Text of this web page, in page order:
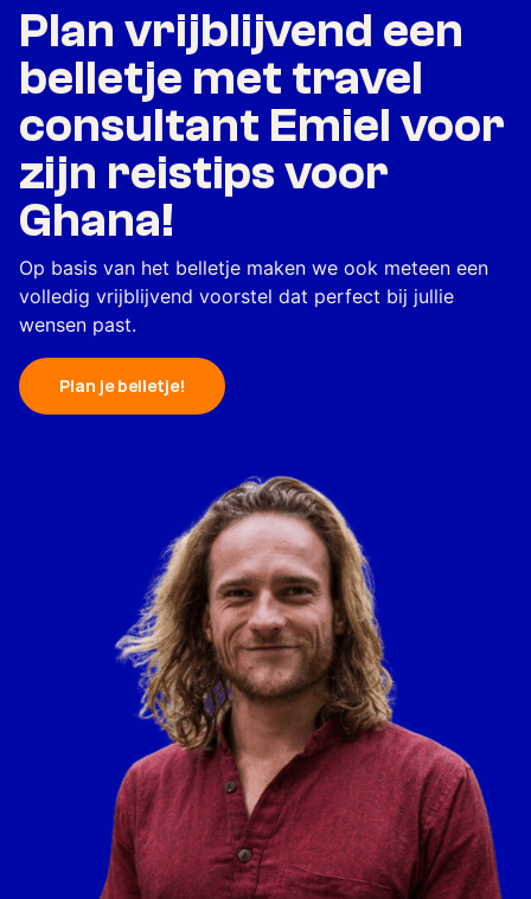
Plan vrijblijvend een
belletje met travel
consultant Emiel voor
zijn reistips voor
Ghana!
Op basis van het belletje maken we ook meteen een
volledig vrijblijvend voorstel dat perfect bij jullie
wensen past.
Plan je belletje!